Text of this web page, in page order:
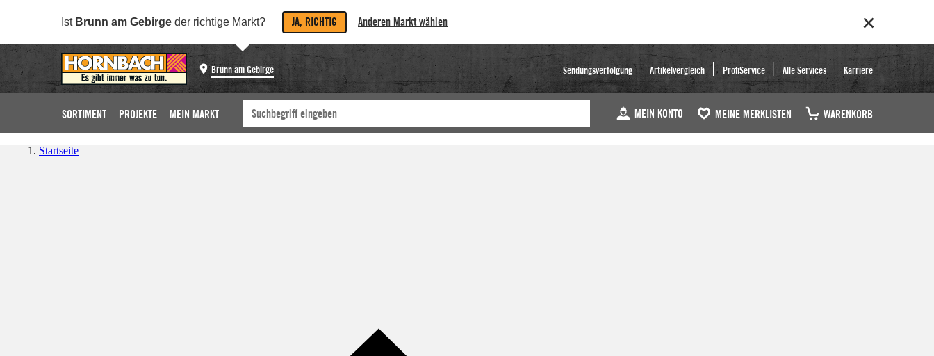
Ist Brunn am Gebirge der richtige Markt? JA, RICHTIG Anderen Markt wählen
Brunn am Gebirge Sendungsverfolgung Artikelvergleich ProfiService Alle Services Karriere
SORTIMENT PROJEKTE MEIN MARKT MEIN KONTO MEINE MERKLISTEN WARENKORB
Startseite